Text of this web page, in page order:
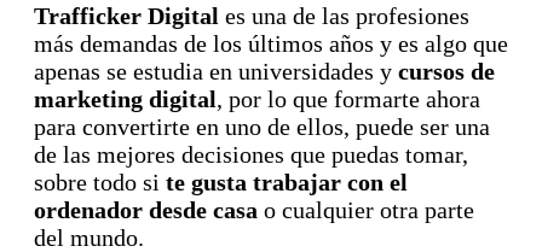
Trafficker Digital es una de las profesiones
más demandas de los últimos años y es algo que
apenas se estudia en universidades y cursos de
marketing digital, por lo que formarte ahora
para convertirte en uno de ellos, puede ser una
de las mejores decisiones que puedas tomar,
sobre todo si te gusta trabajar con el
ordenador desde casa o cualquier otra parte
del mundo.